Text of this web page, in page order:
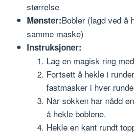
størrelse
Mønster:Bobler (lagd ved å
samme maske)
Instruksjoner:
Lag en magisk ring
Fortsett å hekle i
fastmasker i hver
Når sokken har nådd
å hekle boblene.
Hekle en kant rundt